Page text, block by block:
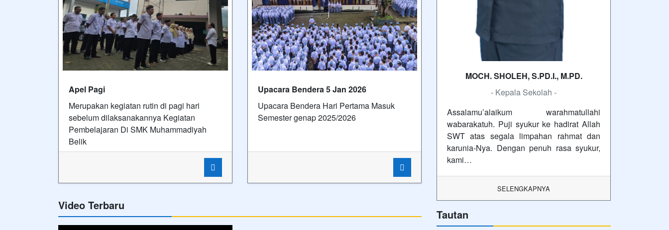
SMK MBP Unggul, Berkemajuan dan
Mendunia
Berlangganan
SMK MUHAMMADIYAH 2 BELIK ⋅ Siap Kerja, Cerdas
Alamat
Jl. KH. Ahmad Dahlan No. 50B
Belik
Ikuti Kami